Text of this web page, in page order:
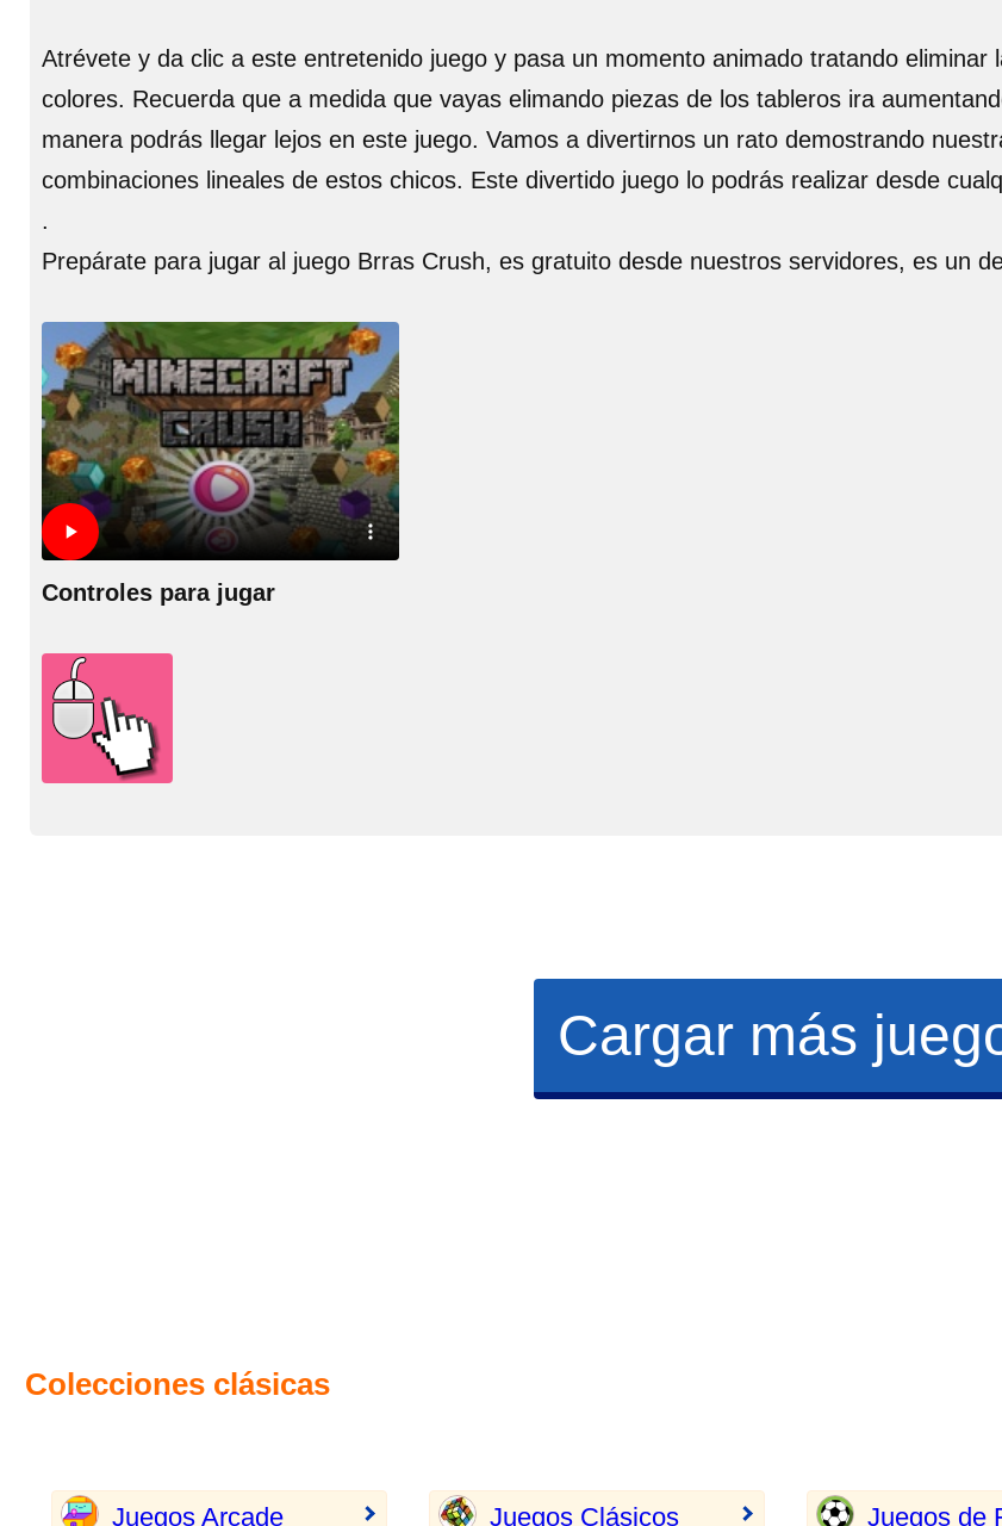
Atrévete y da clic a este entretenido juego y pasa un momento animado tratando eliminar
colores. Recuerda que a medida que vayas elimando piezas de los tableros ira
manera podrás llegar lejos en este juego. Vamos a divertirnos un rato demostrando
combinaciones lineales de estos chicos. Este divertido juego lo podrás realizar desde
.
Prepárate para jugar al juego Brras Crush, es gratuito desde nuestros servidores, es un
Controles para jugar
Cargar más
Colecciones clásicas
Juegos Arcade Juegos Clásicos Juegos de